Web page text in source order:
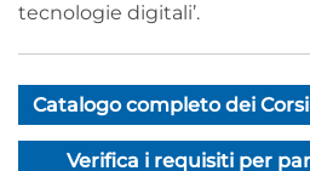
tecnologie digitali’.
Catalogo completo dei
Verifica i requisiti per